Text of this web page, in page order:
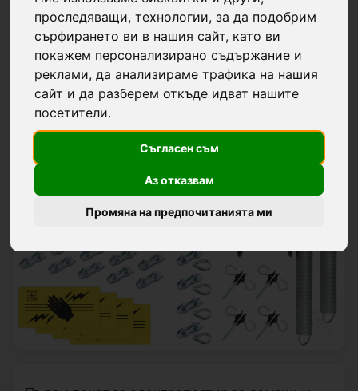
проследяващи, технологии, за да подобрим
сърфирането ви в нашия сайт, като ви
покажем персонализирано съдържание и
реклами, да анализираме трафика на нашия
сайт и да разберем откъде идват нашите
посетители.
Съгласен съм
Аз отказвам
Промяна на предпочитанията ми
-5.5 €